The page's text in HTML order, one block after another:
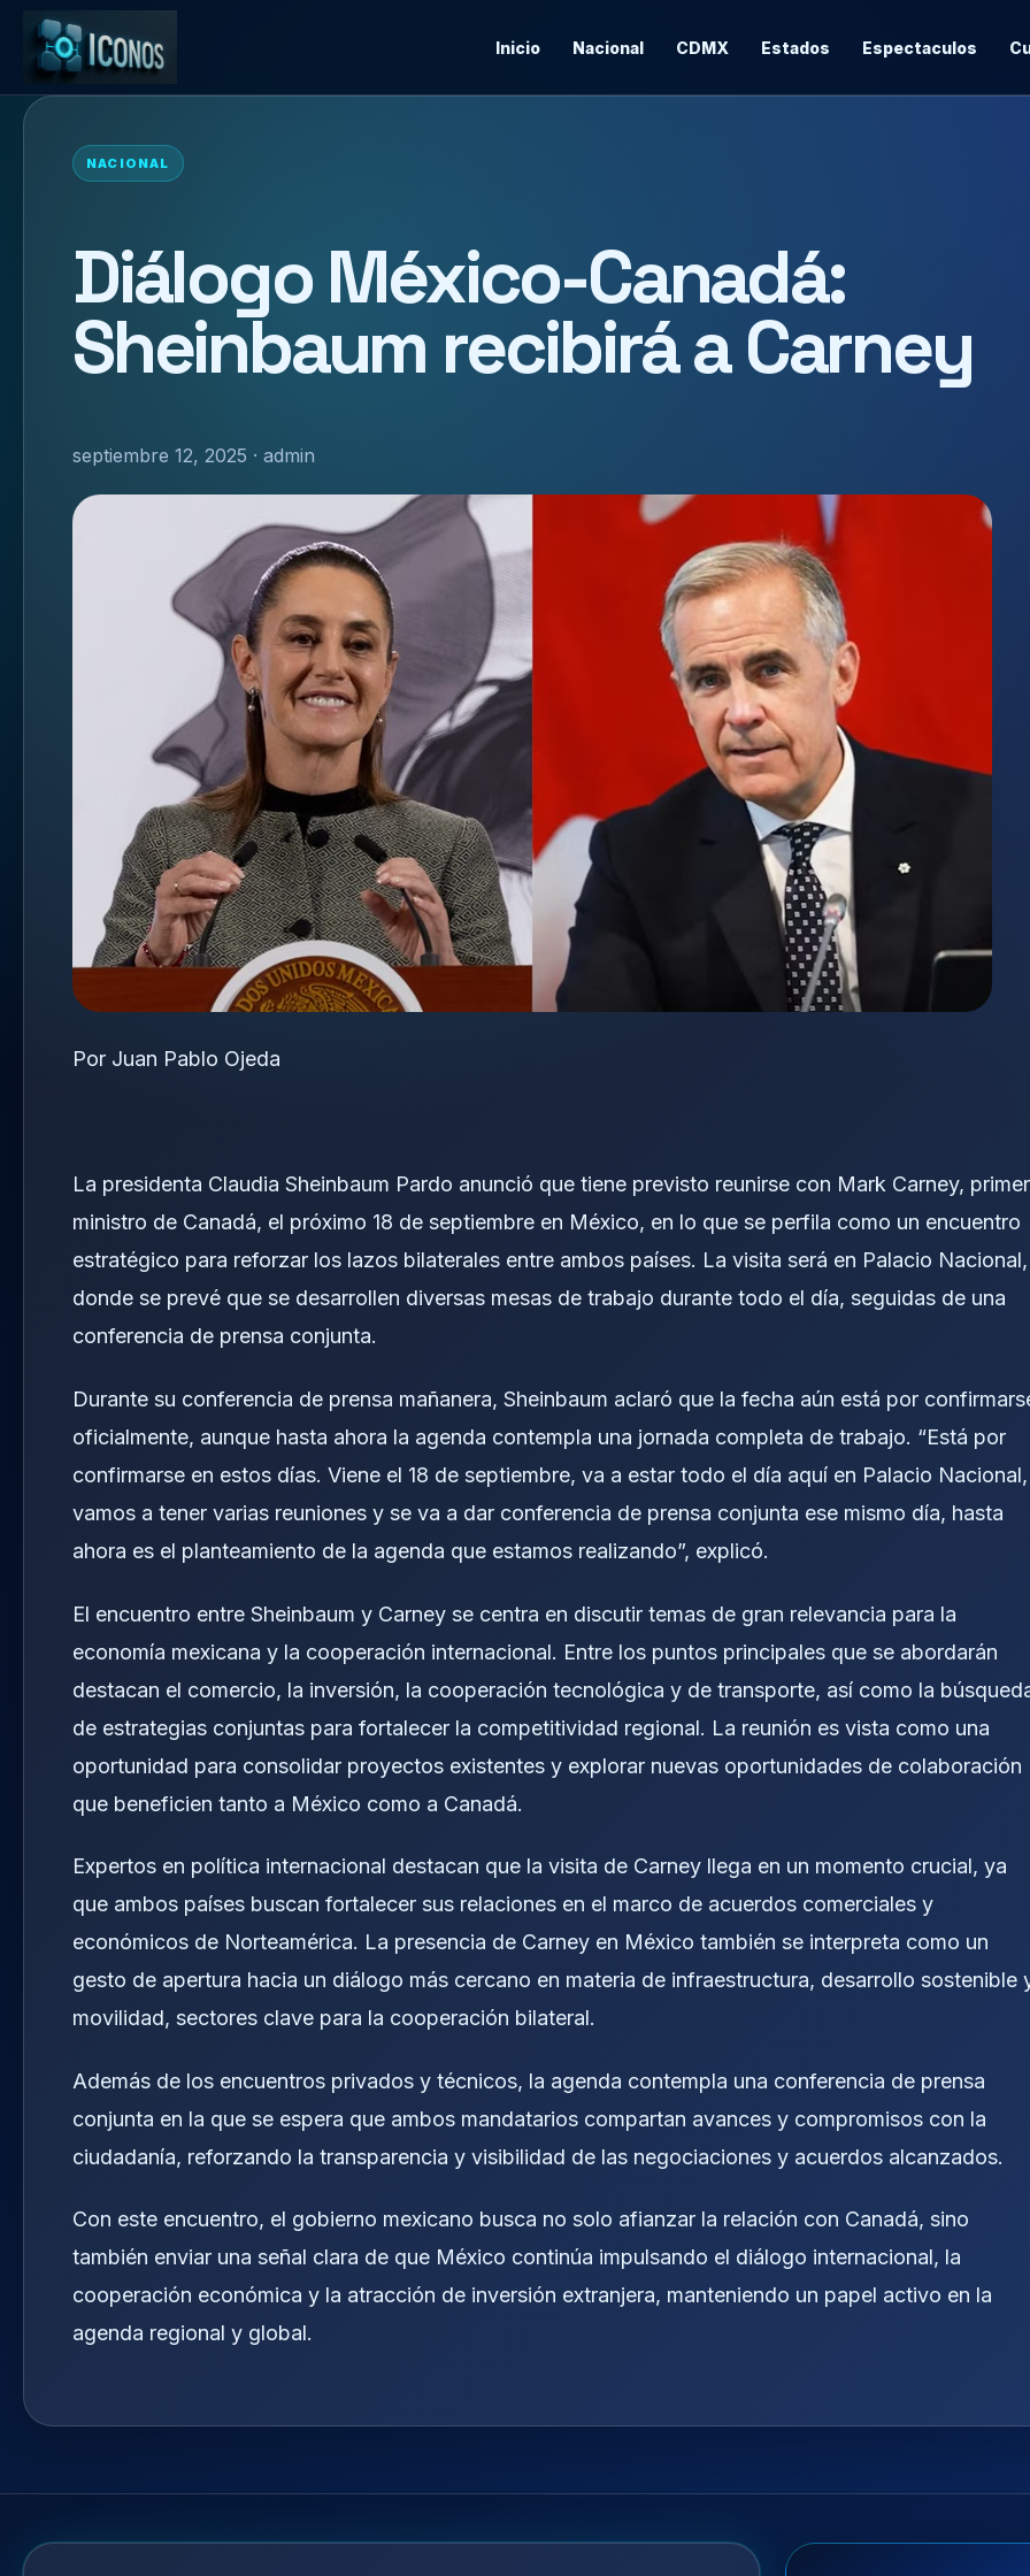
Inicio Nacional CDMX Estados Espectaculos
NACIONAL
Diálogo México-Canadá:
Sheinbaum recibirá a Carney
septiembre 12, 2025 · admin
Por Juan Pablo Ojeda
La presidenta Claudia Sheinbaum Pardo anunció que tiene previsto reunirse con Mark Carney, primer
ministro de Canadá, el próximo 18 de septiembre en México, en lo que se perfila como un encuentro
estratégico para reforzar los lazos bilaterales entre ambos países. La visita será en Palacio Nacional,
donde se prevé que se desarrollen diversas mesas de trabajo durante todo el día, seguidas de una
conferencia de prensa conjunta.
Durante su conferencia de prensa mañanera, Sheinbaum aclaró que la fecha aún está por
oficialmente, aunque hasta ahora la agenda contempla una jornada completa de trabajo. “Está por
confirmarse en estos días. Viene el 18 de septiembre, va a estar todo el día aquí en Palacio Nacional,
vamos a tener varias reuniones y se va a dar conferencia de prensa conjunta ese mismo día, hasta
ahora es el planteamiento de la agenda que estamos realizando”, explicó.
El encuentro entre Sheinbaum y Carney se centra en discutir temas de gran relevancia para la
economía mexicana y la cooperación internacional. Entre los puntos principales que se abordarán
destacan el comercio, la inversión, la cooperación tecnológica y de transporte, así como la
de estrategias conjuntas para fortalecer la competitividad regional. La reunión es vista como una
oportunidad para consolidar proyectos existentes y explorar nuevas oportunidades de colaboración
que beneficien tanto a México como a Canadá.
Expertos en política internacional destacan que la visita de Carney llega en un momento crucial, ya
que ambos países buscan fortalecer sus relaciones en el marco de acuerdos comerciales y
económicos de Norteamérica. La presencia de Carney en México también se interpreta como un
gesto de apertura hacia un diálogo más cercano en materia de infraestructura, desarrollo sostenible
movilidad, sectores clave para la cooperación bilateral.
Además de los encuentros privados y técnicos, la agenda contempla una conferencia de prensa
conjunta en la que se espera que ambos mandatarios compartan avances y compromisos con la
ciudadanía, reforzando la transparencia y visibilidad de las negociaciones y acuerdos alcanzados.
Con este encuentro, el gobierno mexicano busca no solo afianzar la relación con Canadá, sino
también enviar una señal clara de que México continúa impulsando el diálogo internacional, la
cooperación económica y la atracción de inversión extranjera, manteniendo un papel activo en la
agenda regional y global.